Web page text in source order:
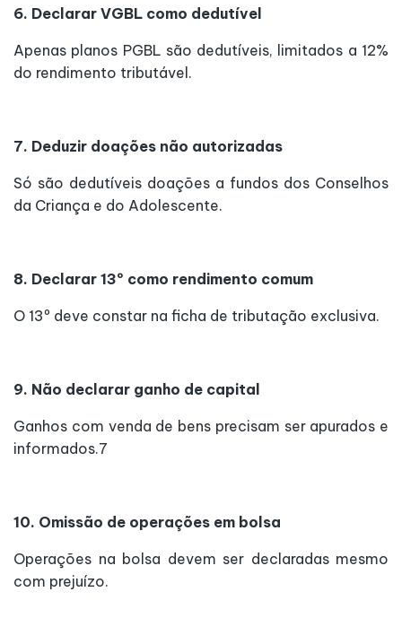
6. Declarar VGBL como dedutível
Apenas planos PGBL são dedutíveis, limitados a 12%
do rendimento tributável.
7. Deduzir doações não autorizadas
Só são dedutíveis doações a fundos dos Conselhos
da Criança e do Adolescente.
8. Declarar 13º como rendimento comum
O 13º deve constar na ficha de tributação exclusiva.
9. Não declarar ganho de capital
Ganhos com venda de bens precisam ser apurados e
informados.7
10. Omissão de operações em bolsa
Operações na bolsa devem ser declaradas mesmo
com prejuízo.